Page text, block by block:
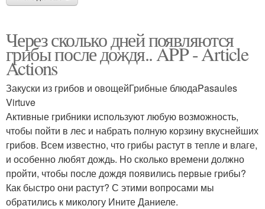
Через сколько дней появляются
грибы после дождя.. APP - Article
Actions
Закуски из грибов и овощейГрибные блюдаPasaules
Virtuve
Активные грибники используют любую возможность,
чтобы пойти в лес и набрать полную корзину вкуснейших
грибов. Всем известно, что грибы растут в тепле и влаге,
и особенно любят дождь. Но сколько времени должно
пройти, чтобы после дождя появились первые грибы?
Как быстро они растут? С этими вопросами мы
обратились к микологу Ините Даниеле.